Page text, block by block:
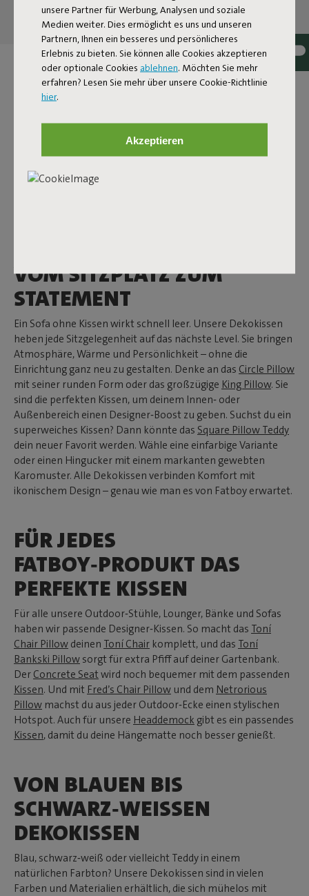
unsere Partner für Werbung, Analysen und soziale
Medien weiter. Dies ermöglicht es uns und unseren
Partnern, Ihnen ein besseres und persönlicheres
Erlebnis zu bieten. Sie können alle Cookies akzeptieren
oder optionale Cookies ablehnen. Möchten Sie mehr
erfahren? Lesen Sie mehr über unsere Cookie-Richtlinie
hier.
Akzeptieren
DESIGN‑DEKOKISSEN
Ein Designkissen von Fatboy ist niemals einfach nur ein
weich sind, sondern auch jedem Raum Charakter verleihen –
vom Wohnzimmer bis zum Garten. Mit einem verspielten
gewisse Extra. Ob du dezente Akzente setzen oder echte
VOM SITZPLATZ ZUM
STATEMENT
Ein Sofa ohne Kissen wirkt schnell leer. Unsere Dekokissen
heben jede Sitzgelegenheit auf das nächste Level. Sie bringen
Atmosphäre, Wärme und Persönlichkeit – ohne die
Einrichtung ganz neu zu gestalten. Denke an das Circle Pillow
mit seiner runden Form oder das großzügige King Pillow. Sie
sind die perfekten Kissen, um deinem Innen‑ oder
Außenbereich einen Designer‑Boost zu geben. Suchst du ein
superweiches Kissen? Dann könnte das Square Pillow Teddy
dein neuer Favorit werden. Wähle eine einfarbige Variante
oder einen Hingucker mit einem markanten gewebten
Karomuster. Alle Dekokissen verbinden Komfort mit
ikonischem Design – genau wie man es von Fatboy erwartet.
FÜR JEDES
FATBOY‑PRODUKT DAS
PERFEKTE KISSEN
Für alle unsere Outdoor‑Stühle, Lounger, Bänke und Sofas
haben wir passende Designer‑Kissen. So macht das Toní
Chair Pillow deinen Toní Chair komplett, und das Toní
Bankski Pillow sorgt für extra Pfiff auf deiner Gartenbank.
Der Concrete Seat wird noch bequemer mit dem passenden
Kissen. Und mit Fred’s Chair Pillow und dem Netrorious
Pillow machst du aus jeder Outdoor‑Ecke einen stylischen
Hotspot. Auch für unsere Headdemock gibt es ein passendes
Kissen, damit du deine Hängematte noch besser genießt.
VON BLAUEN BIS
SCHWARZ‑WEISSEN D
EKOKISSEN
Blau, schwarz‑weiß oder vielleicht Teddy in einem
natürlichen Farbton? Unsere Dekokissen sind in vielen
Farben und Materialien erhältlich, die sich mühelos mit